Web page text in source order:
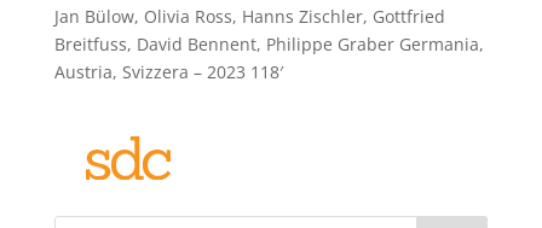
Jan Bülow, Olivia Ross, Hanns Zischler, Gottfried
Breitfuss, David Bennent, Philippe Graber Germania,
Austria, Svizzera – 2023 118′